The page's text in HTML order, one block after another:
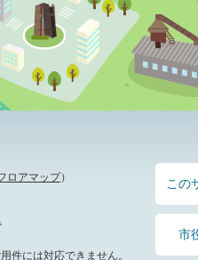
ロアマップ）
件には対応できません。
この
市